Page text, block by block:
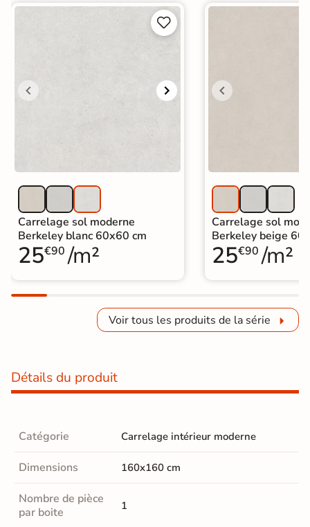


Carrelage sol moderne
Berkeley blanc 60x60 cm
25€90 /m²
Carrelage sol
Berkeley beige
25€90 /m²
Voir tous les produits de la série
Détails du produit
Catégorie Carrelage intérieur moderne
Dimensions 160x160 cm
Nombre de pièce
par boite
1